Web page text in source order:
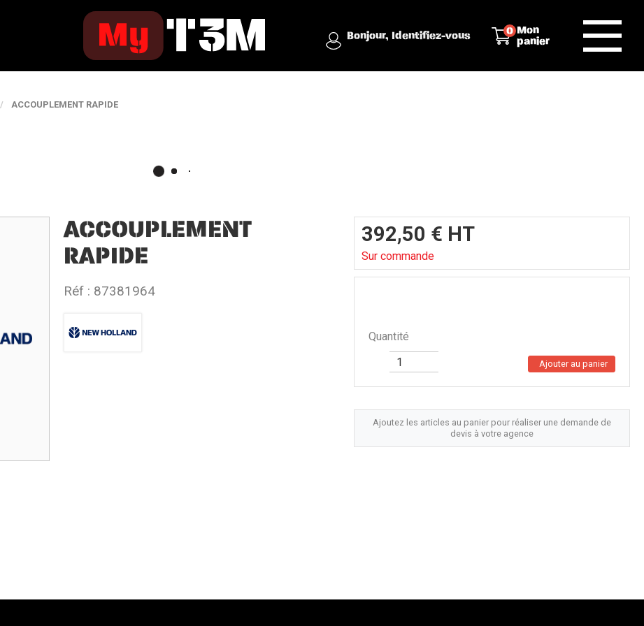
Bonjour, Identifiez-vous
Mon
panier
0
ACCOUPLEMENT RAPIDE
ACCOUPLEMENT
RAPIDE
Réf : 87381964
Ajoutez les articles au panier pour réaliser une demande de
devis à votre agence
392,50 € HT
Sur commande
Quantité
Ajouter au panier